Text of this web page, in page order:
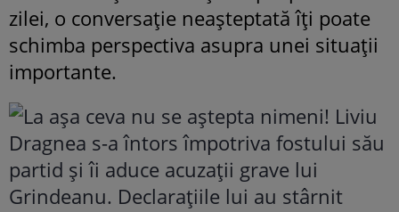
zilei, o conversație neașteptată îți poate
schimba perspectiva asupra unei situații
importante.